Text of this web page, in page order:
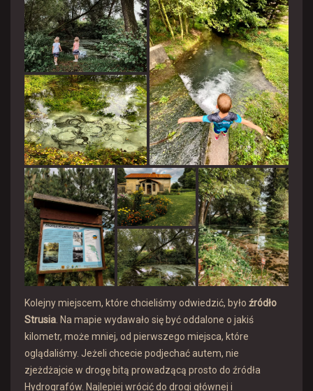
Kolejny miejscem, które chcieliśmy odwiedzić, było źródło
Strusia. Na mapie wydawało się być oddalone o jakiś
kilometr, może mniej, od pierwszego miejsca, które
oglądaliśmy. Jeżeli chcecie podjechać autem, nie
zjeżdżajcie w drogę bitą prowadzącą prosto do źródła
Hydrografów. Najlepiej wrócić do drogi głównej i